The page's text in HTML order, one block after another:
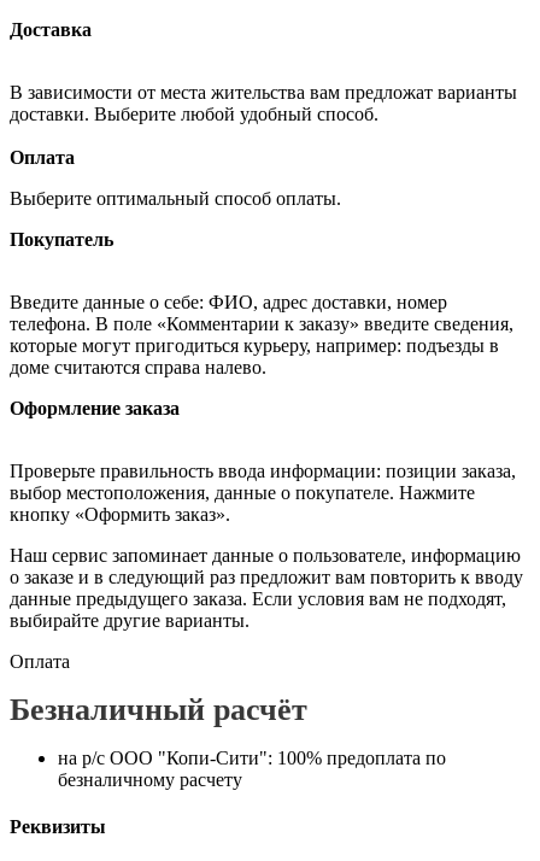
Доставка
В зависимости от места жительства вам предложат варианты
доставки. Выберите любой удобный способ.
Оплата
Выберите оптимальный способ оплаты.
Покупатель
Введите данные о себе: ФИО, адрес доставки, номер
телефона. В поле «Комментарии к заказу» введите сведения,
которые могут пригодиться курьеру, например: подъезды в
доме считаются справа налево.
Оформление заказа
Проверьте правильность ввода информации: позиции заказа,
выбор местоположения, данные о покупателе. Нажмите
кнопку «Оформить заказ».
Наш сервис запоминает данные о пользователе, информацию
о заказе и в следующий раз предложит вам повторить к вводу
данные предыдущего заказа. Если условия вам не подходят,
выбирайте другие варианты.
Оплата
Безналичный расчёт
на р/с ООО "Копи-Сити": 100% предоплата по
безналичному расчету
Реквизиты